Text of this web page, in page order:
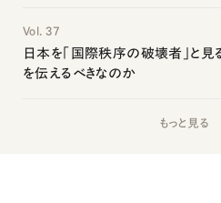
Vol. 37
日本を「国際秩序の破壊者」と見
を伝えるべきなのか
もっと見る